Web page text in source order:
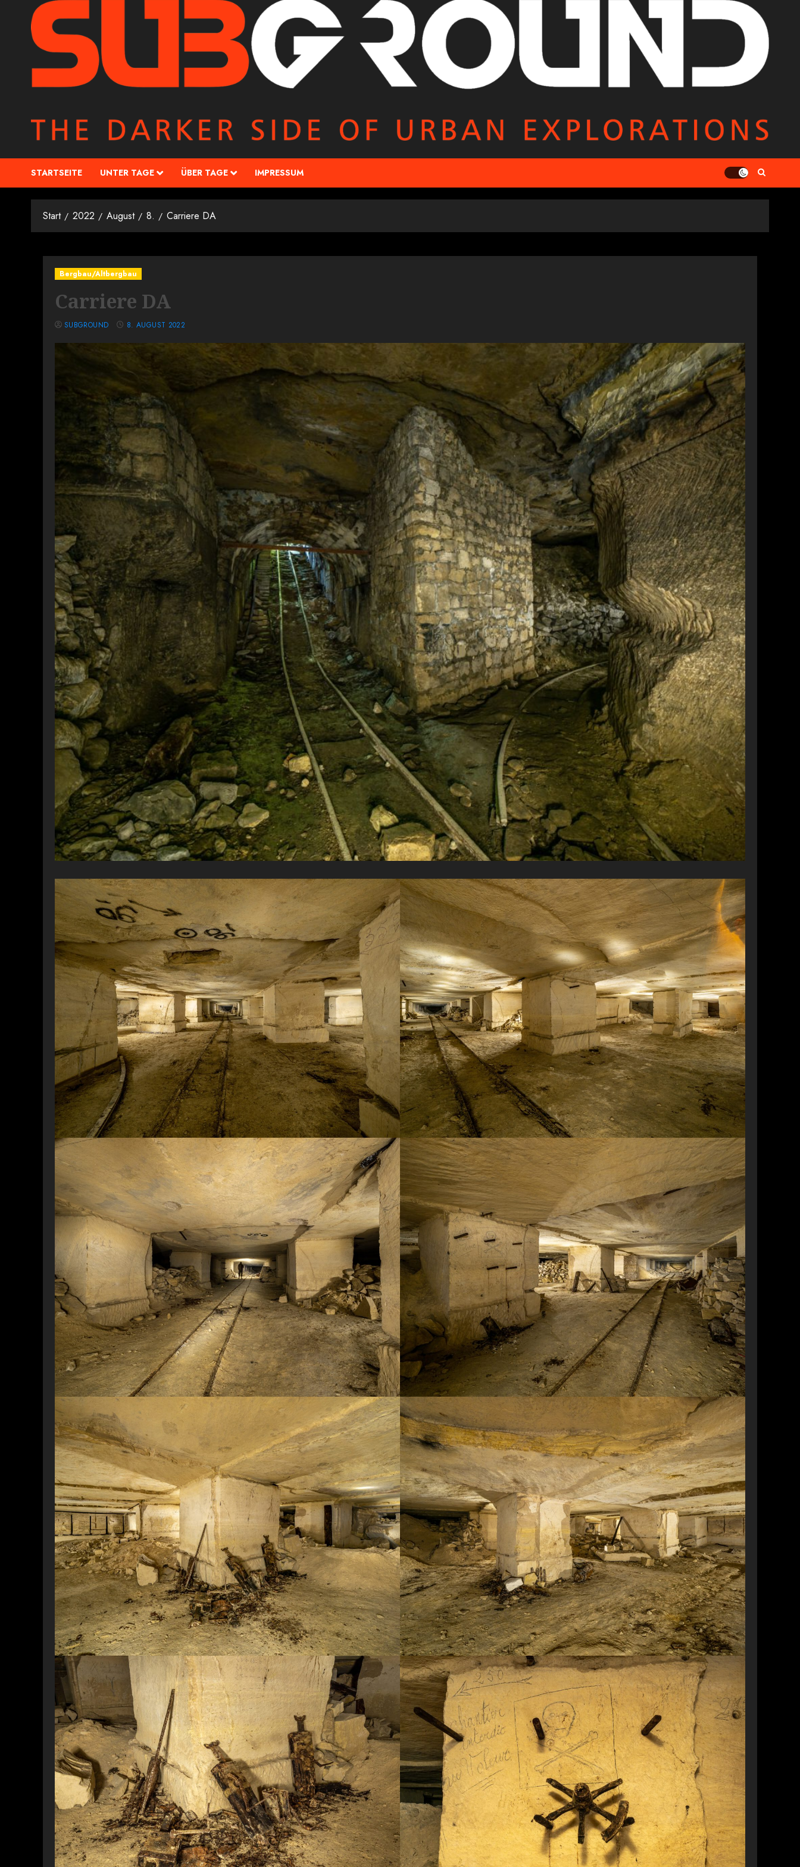
STARTSEITE UNTER TAGE ÜBER TAGE IMPRESSUM
Start 2022 August 8. Carriere DA
Bergbau/Altbergbau
Carriere DA
SUBGROUND 8. AUGUST 2022